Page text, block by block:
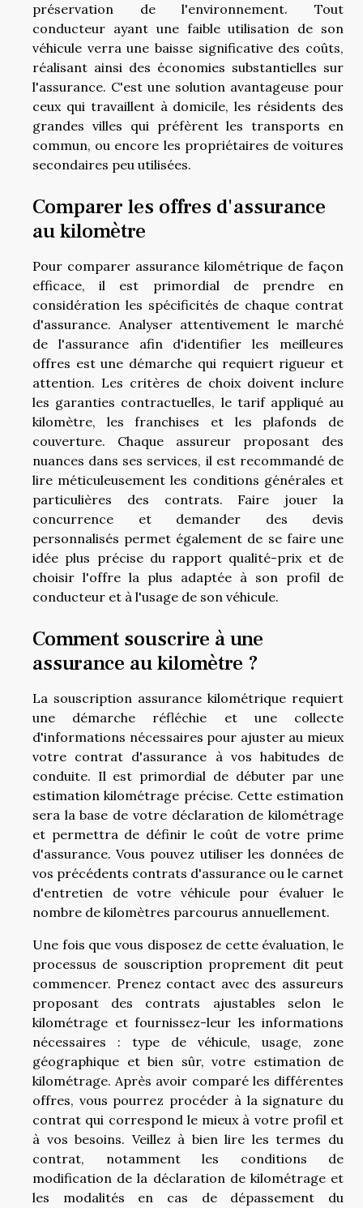
préservation de l'environnement. Tout
conducteur ayant une faible utilisation de son
véhicule verra une baisse significative des coûts,
réalisant ainsi des économies substantielles sur
l'assurance. C'est une solution avantageuse pour
ceux qui travaillent à domicile, les résidents des
grandes villes qui préfèrent les transports en
commun, ou encore les propriétaires de voitures
secondaires peu utilisées.
Comparer les offres d'assurance
au kilomètre
Pour comparer assurance kilométrique de façon
efficace, il est primordial de prendre en
considération les spécificités de chaque contrat
d'assurance. Analyser attentivement le marché
de l'assurance afin d'identifier les meilleures
offres est une démarche qui requiert rigueur et
attention. Les critères de choix doivent inclure
les garanties contractuelles, le tarif appliqué au
kilomètre, les franchises et les plafonds de
couverture. Chaque assureur proposant des
nuances dans ses services, il est recommandé de
lire méticuleusement les conditions générales et
particulières des contrats. Faire jouer la
concurrence et demander des devis
personnalisés permet également de se faire une
idée plus précise du rapport qualité-prix et de
choisir l'offre la plus adaptée à son profil de
conducteur et à l'usage de son véhicule.
Comment souscrire à une
assurance au kilomètre ?
La souscription assurance kilométrique requiert
une démarche réfléchie et une collecte
d'informations nécessaires pour ajuster au mieux
votre contrat d'assurance à vos habitudes de
conduite. Il est primordial de débuter par une
estimation kilométrage précise. Cette estimation
sera la base de votre déclaration de kilométrage
et permettra de définir le coût de votre prime
d'assurance. Vous pouvez utiliser les données de
vos précédents contrats d'assurance ou le carnet
d'entretien de votre véhicule pour évaluer le
nombre de kilomètres parcourus annuellement.
Une fois que vous disposez de cette évaluation, le
processus de souscription proprement dit peut
commencer. Prenez contact avec des assureurs
proposant des contrats ajustables selon le
kilométrage et fournissez-leur les informations
nécessaires : type de véhicule, usage, zone
géographique et bien sûr, votre estimation de
kilométrage. Après avoir comparé les différentes
offres, vous pourrez procéder à la signature du
contrat qui correspond le mieux à votre profil et
à vos besoins. Veillez à bien lire les termes du
contrat, notamment les conditions de
modification de la déclaration de kilométrage et
les modalités en cas de dépassement du